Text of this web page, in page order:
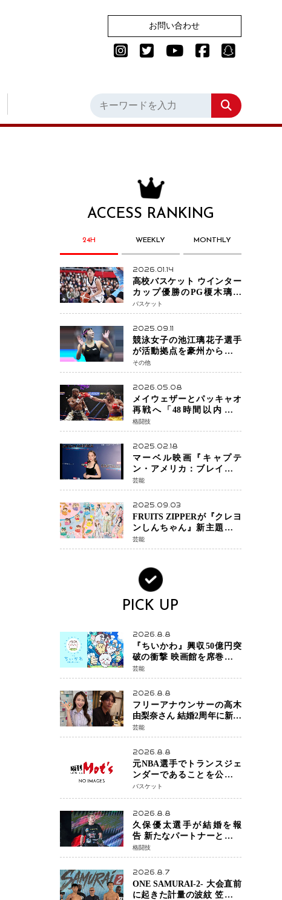
お問い合わせ
ACCESS RANKING
24H WEEKLY MONTHLY
2026.01.14
高校バスケット ウインター
カップ優勝のPG榎木璃旺
（えのき・りお）がプロの
現場へ―。
バスケット
2025.09.11
競泳女子の池江璃花子選手
が活動拠点を豪州から日本
へ！ 豪州での挑戦を糧に、
28年ロサンゼルス五輪へ再
始動
その他
2026.05.08
メイウェザーとパッキャオ
再戦へ「48時間以内に決
着」公式戦かエキシビショ
ンか混迷続く
格闘技
2025.02.18
マーベル映画『キャプテ
ン・アメリカ：ブレイブ・
ニュー・ワールド』 新ブラ
ック・ウィドウ役のシラ・
ハースとは！？
芸能
2025.09.03
FRUITS ZIPPERが『クレヨ
ンしんちゃん』新主題歌を
担当
芸能
PICK UP
2026.8.8
『ちいかわ』興収50億円突
破の衝撃 映画館を席巻する
「日本発コンテンツ」の強
さ スパイダーマン、モア
ナら世界級作品と並ぶ存在
感
芸能
2026.8.8
フリーアナウンサーの高木
由梨奈さん 結婚2周年に新た
な家族を迎える喜びを報
告 夫・岸田タツヤさんと
連名「夫婦ともに幸せに感
じています」
芸能
2026.8.8
元NBA選手でトランスジェ
ンダーであることを公にし
ているエネス・カンターが
WNBAドラフト参戦を表明
る」異例の挑戦、その背景
に女子スポーツを巡る議論
バスケット
2026.8.8
久保優太選手が結婚を報
告 新たなパートナーと歩む
「集大成の一年」競技生活
を支える存在に感謝
格闘技
2026.8.7
ONE SAMURAI-2- 大会直前
に起きた計量の波紋 笠原弘